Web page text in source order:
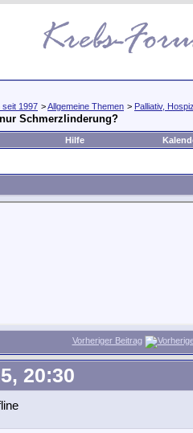
1997 >Allgemeine Themen > Palliativ,
Schmerzlinderung?
Hilfe
Vorheriger Beitrag
20:30